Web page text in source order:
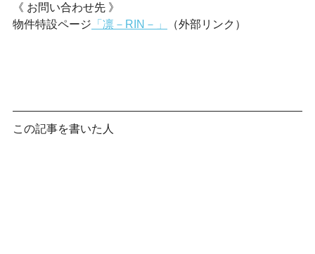
《 お問い合わせ先 》
物件特設ページ 「凛－RIN－」 （外部リンク）
この記事を書いた人